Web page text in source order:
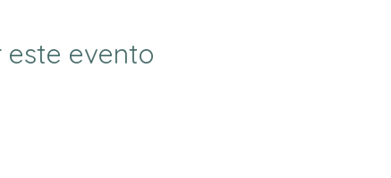
este evento